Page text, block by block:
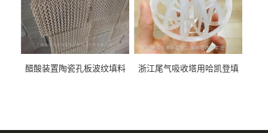
醋酸装置陶瓷孔板波纹填料
浙江尾气吸收塔用哈凯登填